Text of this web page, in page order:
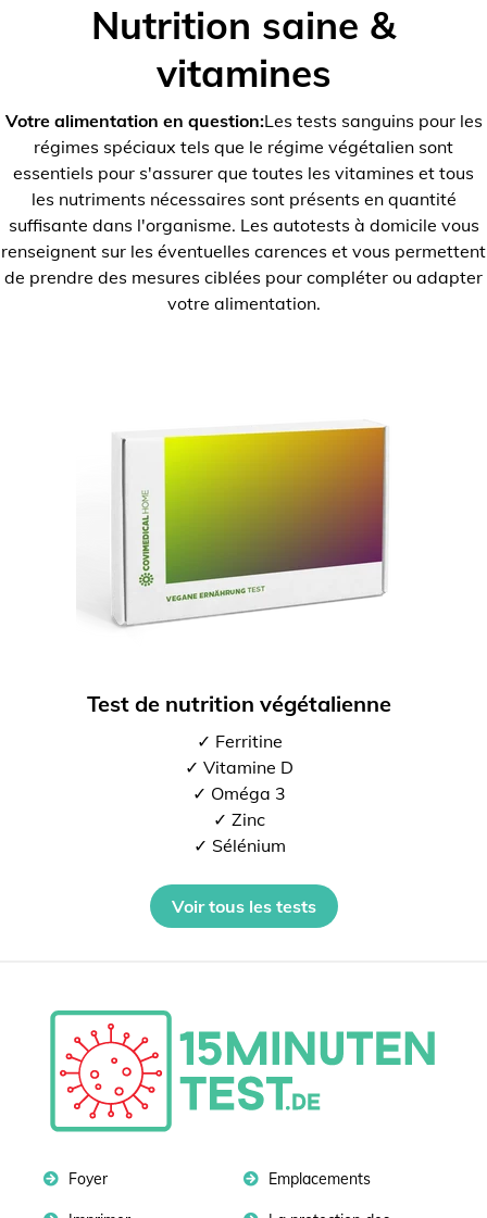
Nutrition saine &
vitamines
Votre alimentation en question:Les tests sanguins pour les
régimes spéciaux tels que le régime végétalien sont
essentiels pour s'assurer que toutes les vitamines et tous
les nutriments nécessaires sont présents en quantité
suffisante dans l'organisme. Les autotests à domicile vous
renseignent sur les éventuelles carences et vous permettent
de prendre des mesures ciblées pour compléter ou adapter
votre alimentation.
Test de nutrition végétalienne
✓ Ferritine
✓ Vitamine D
✓ Oméga 3
✓ Zinc
✓ Sélénium
Voir tous les tests
Foyer Emplacements